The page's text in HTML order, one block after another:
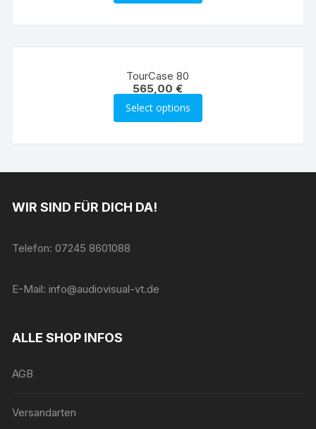
TourCase 80
565,00€
Select options
WIR SIND FÜR DICH DA!
Telefon: 07245 8601088
E-Mail: info@audiovisual-vt.de
ALLE SHOP INFOS
AGB
Versandarten